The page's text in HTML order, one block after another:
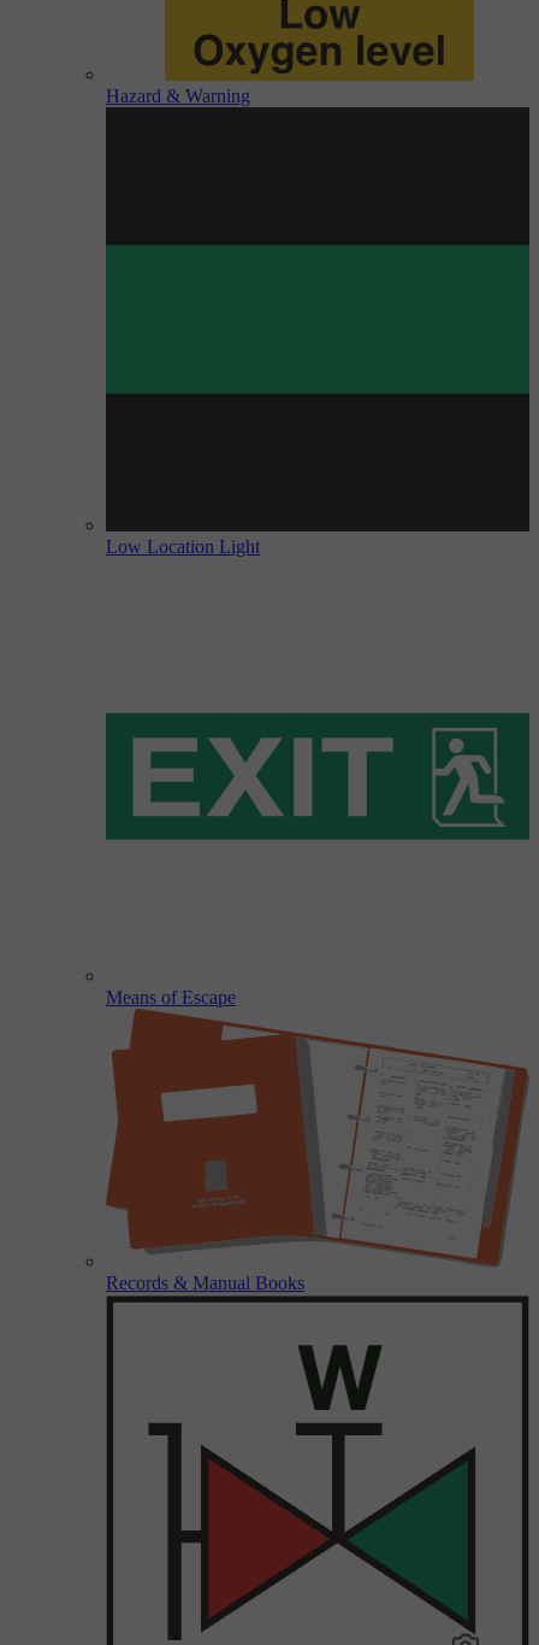
Hazard & Warning
Low Location Light
Means of Escape
Records & Manual Books